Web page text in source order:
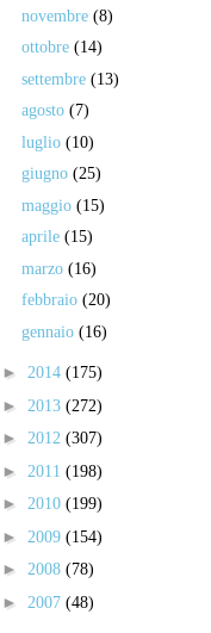
novembre (8)
ottobre (14)
settembre (13)
agosto (7)
luglio (10)
giugno (25)
maggio (15)
aprile (15)
marzo (16)
febbraio (20)
gennaio (16)
► 2014 (175)
► 2013 (272)
► 2012 (307)
► 2011 (198)
► 2010 (199)
► 2009 (154)
► 2008 (78)
► 2007 (48)